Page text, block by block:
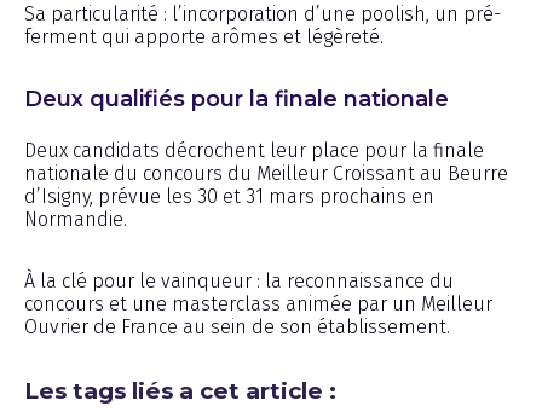
Sa particularité : l’incorporation d’une poolish, un pré-
ferment qui apporte arômes et légèreté.
Deux qualifiés pour la finale nationale
Deux candidats décrochent leur place pour la finale
nationale du concours du Meilleur Croissant au Beurre
d’Isigny, prévue les 30 et 31 mars prochains en
Normandie.
À la clé pour le vainqueur : la reconnaissance du
concours et une masterclass animée par un Meilleur
Ouvrier de France au sein de son établissement.
Les tags liés a cet article :